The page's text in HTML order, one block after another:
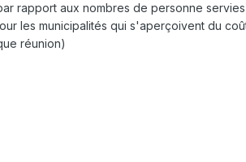
rapport aux nombres de personne
les municipalités qui s'aperçoivent du
réunion)